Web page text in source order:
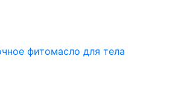
фитомасло для тела